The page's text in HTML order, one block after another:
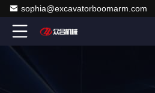
sophia@excavatorboomarm.com